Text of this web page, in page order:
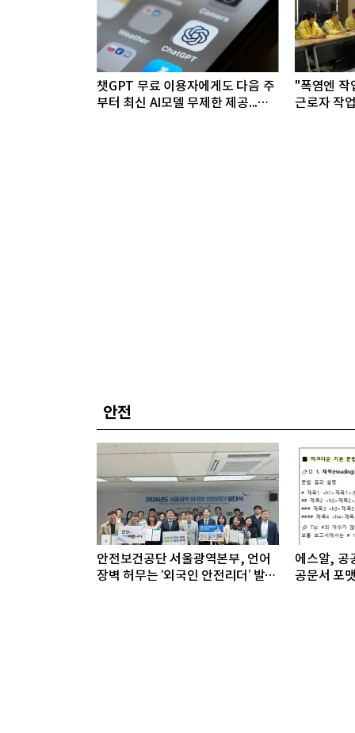
챗GPT 무료 이용자에게도 다음 주
부터 최신 AI모델 무제한 제공...오
"폭염엔
근로자 작
안전
안전보건공단 서울광역본부, 언어
장벽 허무는 ‘외국인 안전리더’ 발대
에스알, 공
공문서 포